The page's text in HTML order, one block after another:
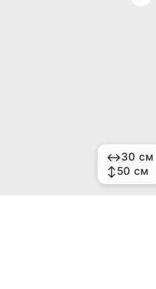
↔30 см
↕50 см
↔30 см
↕50 см